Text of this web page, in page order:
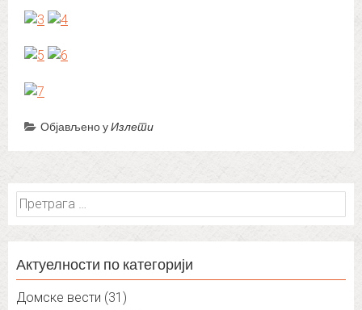
Објављено уИзлети
Претрага
за:
Актуелности по категорији
Домске вести (31)